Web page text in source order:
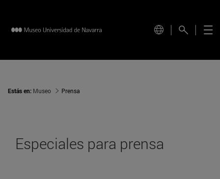
Estás en: Museo Prensa
Especiales para prensa